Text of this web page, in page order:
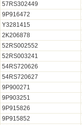
57RS302449
9P916472
Y3281415
2K206878
52RS002552
52RS003241
54RS720626
54RS720627
9P900271
9P903251
9P915826
9P915852